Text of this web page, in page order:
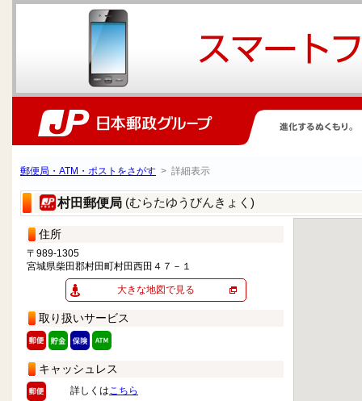
郵便局・ATM・ポストをさがす > 詳細表示
村田郵便局 (むらたゆうびんきょく)
住所
〒989-1305
宮城県柴田郡村田町村田西田４７－１
大きな地図で見る
取り扱いサービス
キャッシュレス
詳しくはこちら